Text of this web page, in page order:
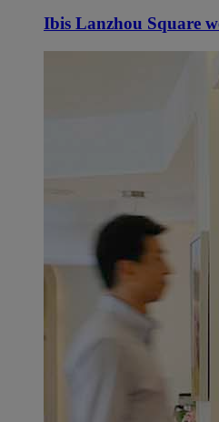
Ibis Lanzhou Square